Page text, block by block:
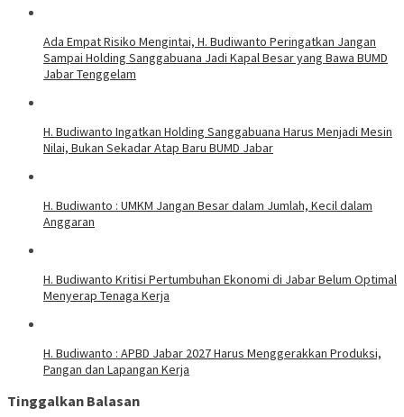
Ada Empat Risiko Mengintai, H. Budiwanto Peringatkan Jangan
Sampai Holding Sanggabuana Jadi Kapal Besar yang Bawa BUMD
Jabar Tenggelam
H. Budiwanto Ingatkan Holding Sanggabuana Harus Menjadi Mesin
Nilai, Bukan Sekadar Atap Baru BUMD Jabar
H. Budiwanto : UMKM Jangan Besar dalam Jumlah, Kecil dalam
Anggaran
H. Budiwanto Kritisi Pertumbuhan Ekonomi di Jabar Belum Optimal
Menyerap Tenaga Kerja
H. Budiwanto : APBD Jabar 2027 Harus Menggerakkan Produksi,
Pangan dan Lapangan Kerja
Tinggalkan Balasan